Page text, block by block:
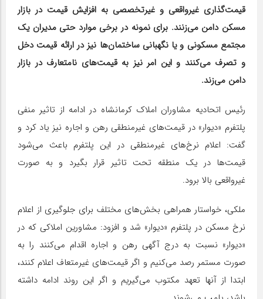
قیمت‌گذاری غیرواقعی و غیرتخصصی به افزایش قیمت در بازار
مسکن دامن می‌زنند. برای نمونه در برخی موارد حتی مدیران یک
مجتمع مسکونی و یا نگهبانی ساختمان‌ها نیز در ارائه قیمت دخل
و تصرف می‌کنند و این امر نیز به قیمت‌های نامتعارف در بازار
دامن می‌زند.
رئیس اتحادیه مشاوران املاک کرمانشاه در ادامه از تاثیر منفی
پلتفرم «دیوار» در قیمت‌های غیرمنطقی رهن و اجاره نیز یاد کرد و
گفت: اعلام نرخ‌های غیرمنطقی در این پلتفرم باعث می‌شود
قیمت‌ها در یک منطقه تحت تاثیر قرار بگیرد و به صورت
غیرواقعی بالا برود.
ملکی، خواستار همراهی بخش‌های مختلف برای جلوگیری از اعلام
نرخ مسکن در پلتفرم «دیوار» شد و افزود: مشاورین املاکی که در
«دیوار» نسبت به درج آگهی رهن و اجاره اقدام می‌کنند را به
صورت مستمر رصد می‌کنیم و اگر قیمت‌های غیرمتعاف اعلام کنند،
ابتدا از آنها تعهد مکتوب می‌گیریم و اگر این روند ادامه داشته